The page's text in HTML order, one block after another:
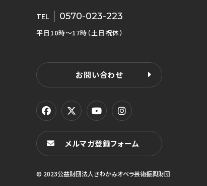
TEL 0570-023-223
平日10時〜17時（土日祝休）
お問い合わせ
メルマガ登録フォーム
© 2023公益財団法人さわかみオペラ芸術振興財団